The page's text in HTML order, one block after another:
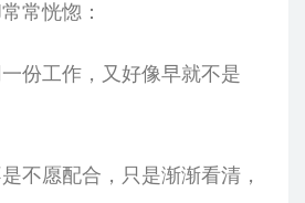
常恍惚：
份工作，又好像早就不是
不愿配合，只是渐渐看清，